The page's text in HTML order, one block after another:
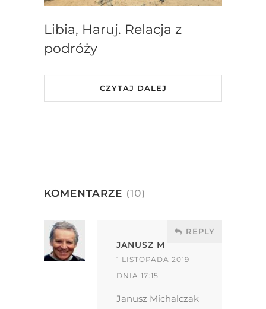
Libia, Haruj. Relacja z
podróży
CZYTAJ DALEJ
KOMENTARZE (10)
JANUSZ M
1 LISTOPADA 2019
DNIA 17:15
REPLY
Janusz Michalczak